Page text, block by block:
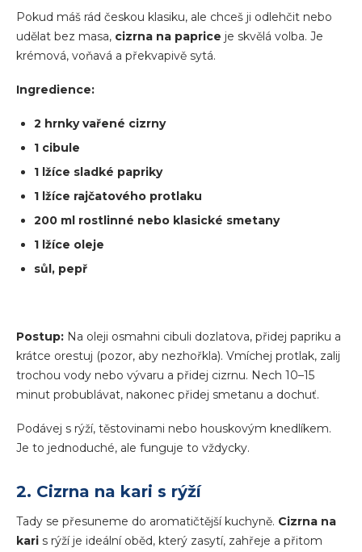
Pokud máš rád českou klasiku, ale chceš ji odlehčit nebo
udělat bez masa, cizrna na paprice je skvělá volba. Je
krémová, voňavá a překvapivě sytá.
Ingredience:
2 hrnky vařené cizrny
1 cibule
1 lžíce sladké papriky
1 lžíce rajčatového protlaku
200 ml rostlinné nebo klasické smetany
1 lžíce oleje
sůl, pepř
Postup: Na oleji osmahni cibuli dozlatova, přidej papriku a
krátce orestuj (pozor, aby nezhořkla). Vmíchej protlak, zalij
trochou vody nebo vývaru a přidej cizrnu. Nech 10–15
minut probublávat, nakonec přidej smetanu a dochuť.
Podávej s rýží, těstovinami nebo houskovým knedlíkem.
Je to jednoduché, ale funguje to vždycky.
2. Cizrna na kari s rýží
Tady se přesuneme do aromatičtější kuchyně. Cizrna na
kari s rýží je ideální oběd, který zasytí, zahřeje a přitom